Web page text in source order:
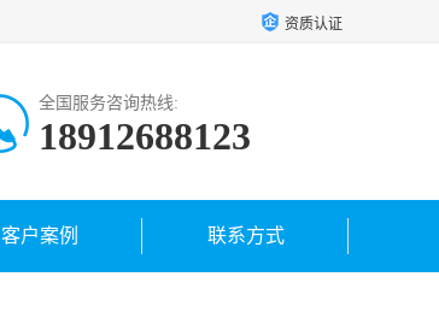
资质认证
全国服务咨询热线:
18912688123
客户案例 联系方式